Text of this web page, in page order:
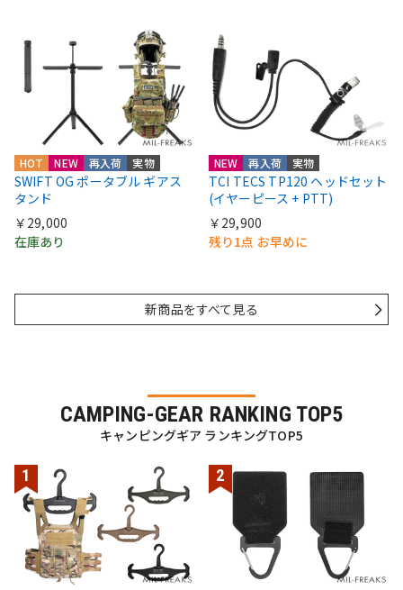
HOT NEW 再入荷 実物
SWIFT OG ポータブル ギアス
タンド
￥29,000
在庫あり
NEW 再入荷 実物
TCI TECS TP120 ヘッドセット
(イヤーピース + PTT)
￥29,900
残り1点 お早めに
新商品をすべて見る
CAMPING-GEAR RANKING TOP5
キャンピングギア ランキングTOP5